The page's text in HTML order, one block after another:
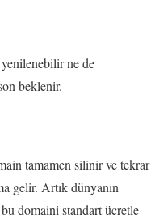
ne de
beklenir.
tamamen silinir ve tekrar
gelir. Artık dünyanın
domaini standart ücretle